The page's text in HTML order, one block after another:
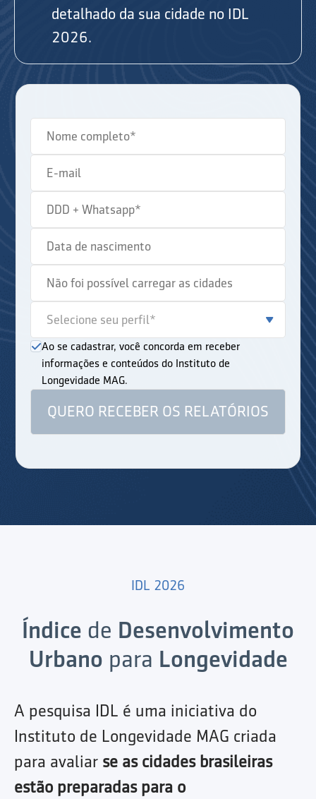
detalhado da sua cidade no IDL
2026.
Ao se cadastrar, você concorda em receber
informações e conteúdos do Instituto de
Longevidade MAG.
IDL 2026
Índice de Desenvolvimento
Urbano para Longevidade
A pesquisa IDL é uma iniciativa do
Instituto de Longevidade MAG criada
para avaliar se as cidades brasileiras
estão preparadas para o